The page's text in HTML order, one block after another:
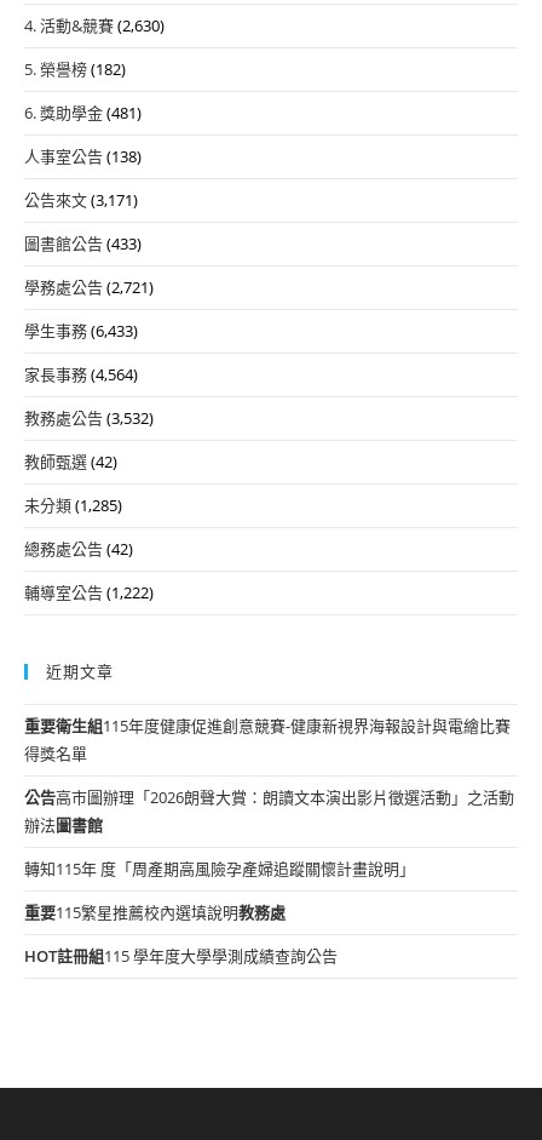
4. 活動&競賽(2,630)
5. 榮譽榜(182)
6. 獎助學金(481)
人事室公告(138)
公告來文(3,171)
圖書館公告(433)
學務處公告(2,721)
學生事務(6,433)
家長事務(4,564)
教務處公告(3,532)
教師甄選(42)
未分類(1,285)
總務處公告(42)
輔導室公告(1,222)
近期文章
重要衛生組115年度健康促進創意競賽-健康新視界海報設計與電繪比賽
得獎名單
公告高市圖辦理「2026朗聲大賞：朗讀文本演出影片徵選活動」之活動
辦法圖書館
轉知115年 度「周產期高風險孕產婦追蹤關懷計畫說明」
重要115繁星推薦校內選填說明教務處
HOT註冊組115 學年度大學學測成績查詢公告